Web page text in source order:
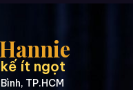
ít ngọt
TP.HCM